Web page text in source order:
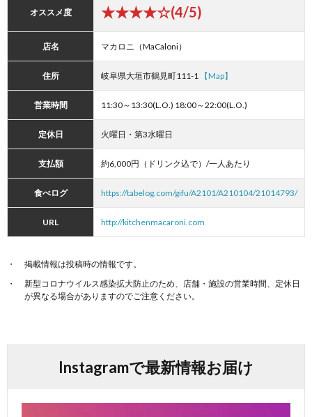
オススメ度 ★★★★☆(4/5)
店名 マカロニ（MaCaloni）
住所 岐阜県大垣市鶴見町111-1 【Map】
営業時間 11:30～13:30(L.O.) 18:00～22:00(L.O.)
定休日 火曜日・第3水曜日
支払額 約6,000円（ドリンク込で）/一人あたり
食べログ https://tabelog.com/gifu/A2101/A210104/21014793/
URL http://kitchenmacaroni.com
掲載情報は投稿時の情報です。
新型コロナウイルス感染拡大防止のため、店舗・施設の営業時間、定休日
が異なる場合がありますのでご注意ください。
Instagramで最新情報お届け